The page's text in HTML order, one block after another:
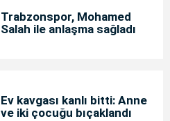
Trabzonspor, Mohamed
Salah ile anlaşma sağladı
Ev kavgası kanlı bitti: Anne
ve iki çocuğu bıçaklandı